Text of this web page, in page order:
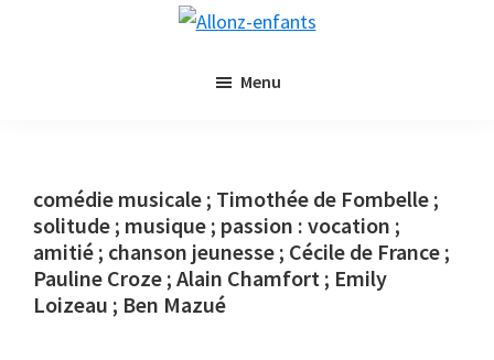
de
Nathalie
Riché
Menu
comédie musicale ; Timothée de Fombelle ;
solitude ; musique ; passion : vocation ;
amitié ; chanson jeunesse ; Cécile de France ;
Pauline Croze ; Alain Chamfort ; Emily
Loizeau ; Ben Mazué